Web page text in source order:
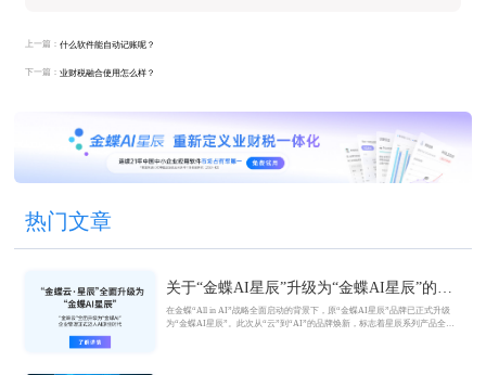
上一篇：什么软件能自动记账呢？
下一篇：业财税融合使用怎么样？
热门文章
关于“金蝶AI星辰”升级为“金蝶AI星辰”的官
方公告
在金蝶“All in AI”战略全面启动的背景下，原“金蝶AI星辰”品牌已正式升级
为“金蝶AI星辰”。此次从“云”到“AI”的品牌焕新，标志着星辰系列产品全面